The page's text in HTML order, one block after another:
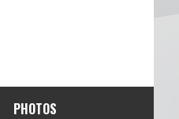
PHOTOS